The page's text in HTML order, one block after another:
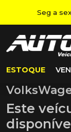
Seg a
ESTOQUE
Este